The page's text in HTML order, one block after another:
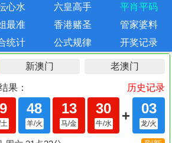
心水 六皇高手
平肖平码
最准 香港赌圣
管家婆料
统计 公式规律 开奖记录